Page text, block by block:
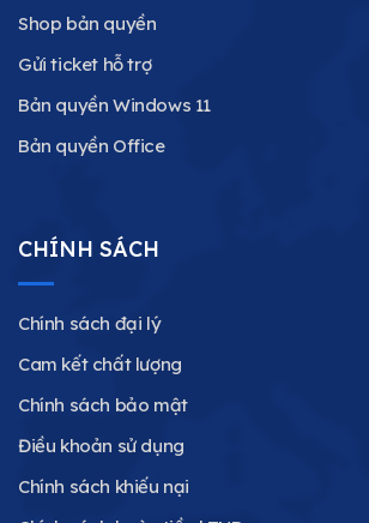
Shop bản quyền
Gửi ticket hỗ trợ
Bản quyền Windows 11
Bản quyền Office
CHÍNH SÁCH
Chính sách đại lý
Cam kết chất lượng
Chính sách bảo mật
Điều khoản sử dụng
Chính sách khiếu nại